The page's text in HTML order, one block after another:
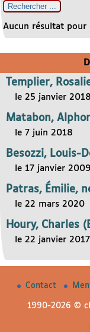
Aucun résultat pour
Templier,
le 25 janvier 2018
Matabon,
le 7 juin 2018
Besozzi, Louis-
le 17 janvier 2009
Patras, Émilie,
le 22 mars 2020
Houry, Charles
le 22 janvier 2017
Contact
1990-2026 ©